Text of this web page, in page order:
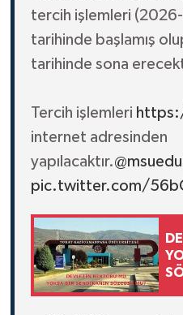
tercih işlemleri
tarihinde başlamış
tarihinde sona
Tercih işlemleri
internet adresinden
yapılacaktır.
pic.twitter.com/